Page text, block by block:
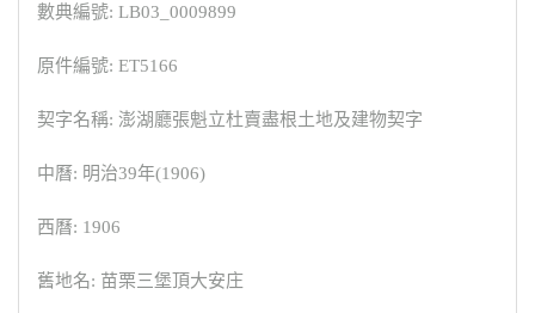
數典編號: LB03_0009899
原件編號: ET5166
契字名稱: 澎湖廳張魁立杜賣盡根土地及建物契字
中曆: 明治39年(1906)
西曆: 1906
舊地名: 苗栗三堡頂大安庄